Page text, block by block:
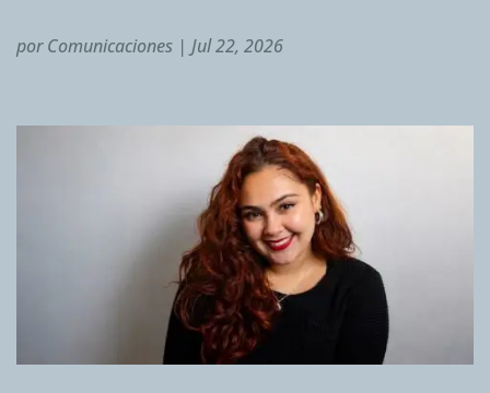
porComunicaciones | Jul 22, 2026